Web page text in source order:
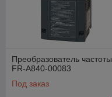
Преобразователь частоты
FR-A840-00083
Под заказ